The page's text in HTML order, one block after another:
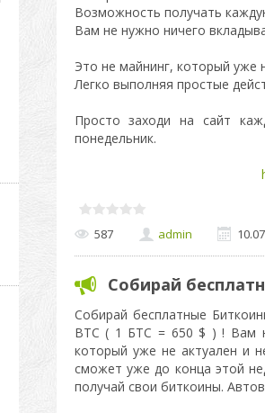
Возможность получать
Вам не нужно ничего
Это не майнинг, который уже
Легко выполняя простые
Просто заходи на сайт
понедельник.
587 admin
Собирай
Собирай бесплатные
BTC ( 1 БТС = 650 $ ) ! Вам
который уже не актуален и
сможет уже до конца этой
получай свои биткоины.